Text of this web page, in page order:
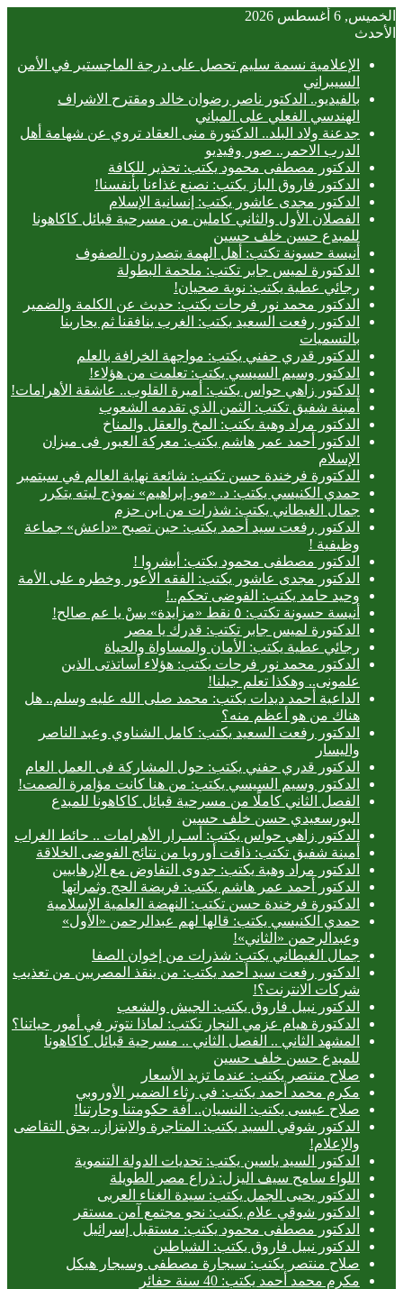
الخميس, 6 أغسطس 2026
الأحدث
الإعلامية نسمة سليم تحصل على درجة الماجستير في الأمن
السيبراني
بالفيديو.. ‎الدكتور ناصر رضوان خالد ومقترح الاشراف
الهندسي الفعلي على المباني
جدعنة ولاد البلد.. الدكتورة منى العقاد تروي عن شهامة أهل
الدرب الاحمر.. صور وفيديو
الدكتور مصطفى محمود يكتب: تحذير للكافة
الدكتور فاروق الباز يكتب: نصنع غذاءنا بأنفسنا!
الدكتور مجدى عاشور يكتب: إنسانية الإسلام
الفصلان الأول والثاني كاملين من مسرحية قبائل كاكاهونا
للمبدع حسن خلف حسين
أنيسة حسونة تكتب: أهل الهمة يتصدرون الصفوف
الدكتورة لميس جابر تكتب: ملحمة البطولة
رجائي عطية يكتب: نوبة صحيان!
الدكتور محمد نور فرحات يكتب: حديث عن الكلمة والضمير
الدكتور رفعت السعيد يكتب: الغرب ينافقنا ثم يحاربنا
بالتسميات
الدكتور قدري حفني يكتب: مواجهة الخرافة بالعلم
الدكتور وسيم السيسي يكتب: تعلمت من هؤلاء!
الدكتور زاهي حواس يكتب: أميرة القلوب.. عاشقة الأهرامات!
أمينة شفيق تكتب: الثمن الذي تقدمه الشعوب
الدكتور مراد وهبة يكتب: المخ والعقل والمناخ
الدكتور أحمد عمر هاشم يكتب: معركة العبور فى ميزان
الإسلام
الدكتورة فرخندة حسن تكتب: شائعة نهاية العالم في سبتمبر
حمدي الكنيسي يكتب: د. «مو. إبراهيم» نموذج ليته يتكرر
جمال الغيطاني يكتب: شذرات من ابن حزم
الدكتور رفعت سيد أحمد يكتب: حين تصبح «داعش» جماعة
وظيفية !
الدكتور مصطفى محمود يكتب: أبشروا !
الدكتور مجدى عاشور يكتب: الفقه الأعور وخطره على الأمة
وحيد حامد يكتب: الفوضى تحكم..!
أنيسة حسونة تكتب: ٥ نقط «مزايدة» بسْ يا عم صالح!
الدكتورة لميس جابر تكتب: قدرك يا مصر
رجائي عطية يكتب: الأمان والمساواة والحياة
الدكتور محمد نور فرحات يكتب: هؤلاء أساتذتى الذين
علمونى.. وهكذا تعلم جيلنا!
الداعية أحمد ديدات يكتب: محمد صلى الله عليه وسلم.. هل
هناك من هو أعظم منه؟
الدكتور رفعت السعيد يكتب: كامل الشناوي وعبد الناصر
واليسار
الدكتور قدري حفني يكتب: حول المشاركة فى العمل العام
الدكتور وسيم السيسي يكتب: من هنا كانت مؤامرة الصمت!
الفصل الثاني كاملًا من مسرحية قبائل كاكاهونا للمبدع
البورسعيدي حسن خلف حسين
الدكتور زاهي حواس يكتب: أسـرار الأهرامات .. حائط الغراب
أمينة شفيق تكتب: ذاقت أوروبا من نتائج الفوضى الخلاقة
الدكتور مراد وهبة يكتب: جدوى التفاوض مع الإرهابيين
الدكتور أحمد عمر هاشم يكتب: فريضة الحج وثمراتها
الدكتورة فرخندة حسن تكتب: النهضة العلمية الإسلامية
حمدي الكنيسي يكتب: قالها لهم عبدالرحمن «الأول»
وعبدالرحمن «الثاني»!
جمال الغيطاني يكتب: شذرات من إخوان الصفا
الدكتور رفعت سيد أحمد يكتب: من ينقذ المصريين من تعذيب
شركات الانترنت؟!
الدكتور نبيل فاروق يكتب: الجيش والشعب
الدكتورة هيام عزمي النجار تكتب: لماذا نتوتر في أمور حياتنا؟
المشهد الثاني .. الفصل الثاني .. مسرحية قبائل كاكاهونا
للمبدع حسن خلف حسين
صلاح منتصر يكتب: عندما تزيد الأسعار
مكرم محمد أحمد يكتب: في رثاء الضمير الأوروبي
صلاح عيسى يكتب: النسيان.. آفة حكومتنا وحارتنا!
الدكتور شوقي السيد يكتب: المتاجرة والابتزاز.. بحق التقاضى
والإعلام!
الدكتور السيد ياسين يكتب: تحديات الدولة التنموية
اللواء سامح سيف اليزل: ذراع مصر الطويلة
الدكتور يحيى الجمل يكتب: سيدة الغناء العربى
الدكتور شوقي علام يكتب: نحو مجتمع آمن مستقر
الدكتور مصطفى محمود يكتب: مستقبل إسرائيل
الدكتور نبيل فاروق يكتب: الشياطين
صلاح منتصر يكتب: سيجارة مصطفى وسيجار هيكل
مكرم محمد أحمد يكتب: 40 سنة حفائر